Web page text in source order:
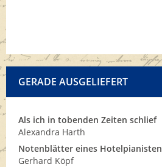
GERADE AUSGELIEFERT
Als ich in tobenden Zeiten schlief
Alexandra Harth
Notenblätter eines Hotelpianisten
Gerhard Köpf